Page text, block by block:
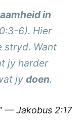
in
6). Hier
stryd. Want
jy harder
jy doen.
—Jakobus 2:17